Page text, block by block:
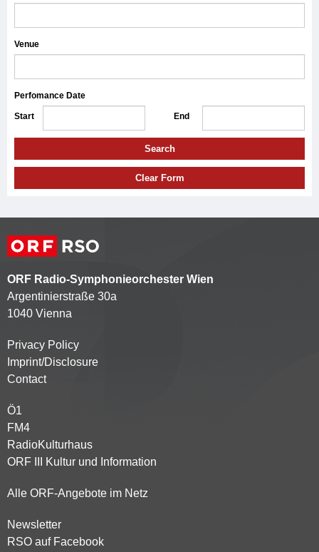
Venue
Perfomance Date
Start End
Search
Clear Form
ORF Radio-Symphonieorchester Wien
Argentinierstraße 30a
1040 Vienna
Kontaktmenü
Privacy Policy
Imprint/Disclosure
Contact
Partnersender
Ö1
FM4
RadioKulturhaus
ORF III Kultur und Information
Alle ORF-Angebote im Netz
Footer
Newsletter
RSO auf Facebook